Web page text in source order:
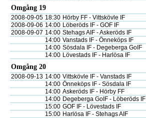
Omgång 19
2008-09-05 18:30 Hörby FF - Vittskövle IF
2008-09-06 14:00 Löberöds IF - GOF IF
2008-09-07 14:00 Stehags AIF - Askeröds IF
14:00 Vanstads IF - Önneköps IF
14:00 Sösdala IF - Degeberga GoIF
14:00 Lövestads IF - Harlösa IF
Omgång 20
2008-09-13 14:00 Vittskövle IF - Vanstads IF
14:00 Önneköps IF - Sösdala IF
14:00 Askeröds IF - Hörby FF
14:00 Degeberga GoIF - Löberöds IF
15:00 GOF IF - Lövestads IF
15:00 Harlösa IF - Stehags AIF